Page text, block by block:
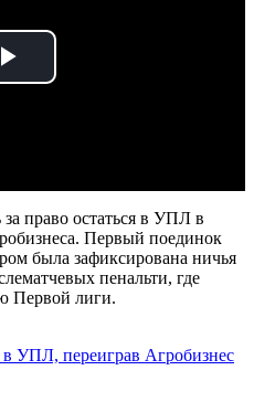
Play
право остаться в УПЛ в
Первый поединок
была зафиксирована ничья
пенальти, где
Первой лиги.
УПЛ, переиграв Агробизнес